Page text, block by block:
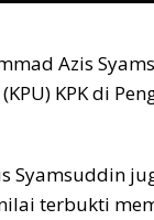
Azis
KPK di
Syamsuddin
terbukti